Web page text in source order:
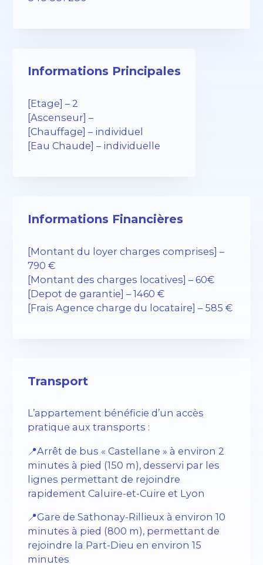
Informations Principales
[Etage] – 2
[Ascenseur] –
[Chauffage] – individuel
[Eau Chaude] – individuelle
Informations Financières
[Montant du loyer charges comprises] –
790 €
[Montant des charges locatives] – 60€
[Depot de garantie] – 1460 €
[Frais Agence charge du locataire] – 585 €
Transport
L’appartement bénéficie d’un accès
pratique aux transports :
📍Arrêt de bus « Castellane » à environ 2
minutes à pied (150 m), desservi par les
lignes permettant de rejoindre
rapidement Caluire-et-Cuire et Lyon
📍Gare de Sathonay-Rillieux à environ 10
minutes à pied (800 m), permettant de
rejoindre la Part-Dieu en environ 15
minutes